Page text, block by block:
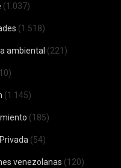
(1.037)
(1.518)
ambiental (221)
(1.145)
(185)
(54)
venezolanas (120)